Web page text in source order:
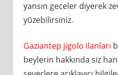
yansın geceler diyerek
yüzebilirsiniz.
Gaziantep jigolo ilanları
beylerin hakkında siz